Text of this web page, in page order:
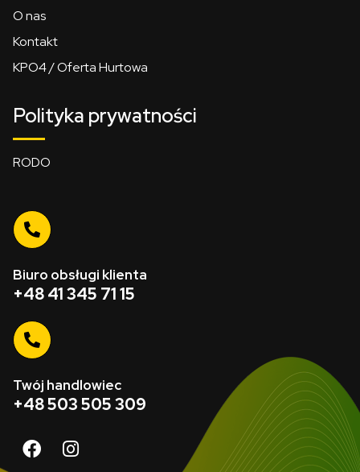
O nas
Kontakt
KPO4 / Oferta Hurtowa
Polityka prywatności
RODO
Biuro obsługi klienta
+48 41 345 71 15
Twój handlowiec
+48 503 505 309